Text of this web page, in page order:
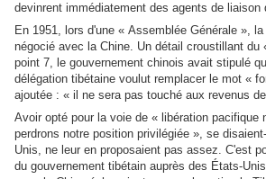
devinrent immédiatement des agents de
En 1951, lors d'une « Assemblée Générale »,
négocié avec la Chine. Un détail croustillant
point 7, le gouvernement chinois avait stipulé
délégation tibétaine voulut remplacer le mot «
ajoutée : « il ne sera pas touché aux revenus
Avoir opté pour la voie de « libération pacifique
perdrons notre position privilégiée », se
Unis, ne leur en proposaient pas assez. C'est
du gouvernement tibétain auprès des États-